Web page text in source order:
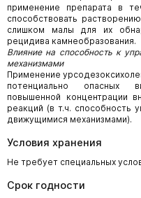
применение препарата в
способствовать
слишком малы для их
рецидива камнеобразования.
Влияние на способность к
механизмами
Применение
потенциально опасных
повышенной концентрации
реакций (в т.ч. способность
движущимися механизмами).
Условия хранения
Не требует специальных
Срок годности